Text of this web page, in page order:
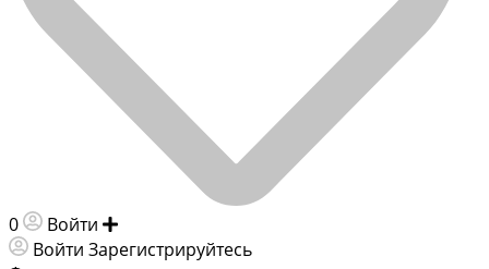
0 Войти
Войти Зарегистрируйтесь